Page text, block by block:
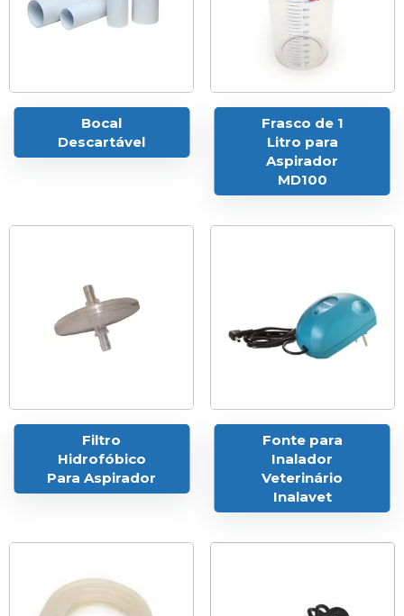
Bocal
Descartável
Frasco de 1
Litro para
Aspirador
MD100
Filtro
Hidrofóbico
Para Aspirador
Fonte para
Inalador
Veterinário
Inalavet